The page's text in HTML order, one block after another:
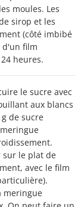
moules. Les
sirop et les
(côté imbibé
d'un film
heures.
le sucre avec
aux blancs
de sucre
sur le plat de
avec le film
meringue